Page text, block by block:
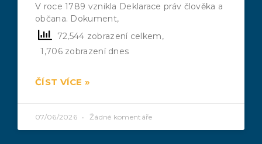
V roce 1789 vznikla Deklarace práv člověka a
občana. Dokument,
72,544 zobrazení celkem,
1,706 zobrazení dnes
ČÍST VÍCE »
07/06/2026 Žádné komentáře